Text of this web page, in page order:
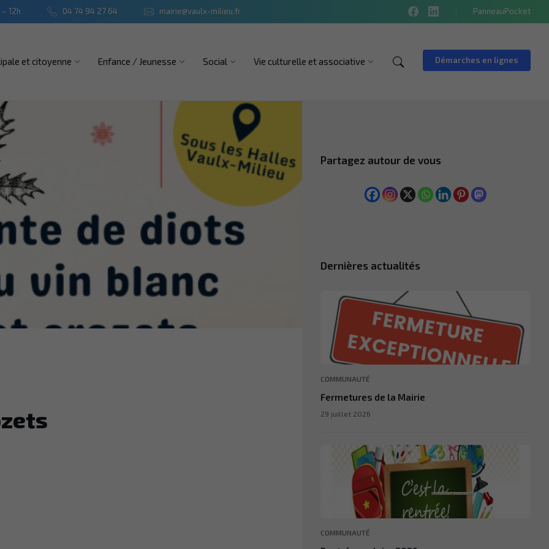
PanneauPocket
12h 04 74 94 27 64 mairie@vaulx-milieu.fr
et citoyenne Enfance / Jeunesse Social Vie culturelle et associative Démarches en lignes
Partagez autour de vous
Dernières actualités
COMMUNAUTÉ
Fermetures de la Mairie
29 juillet 2026
COMMUNAUTÉ